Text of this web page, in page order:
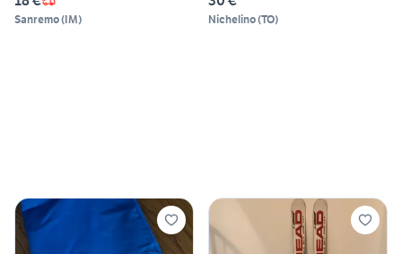
Sanremo(IM) Nichelino(TO)